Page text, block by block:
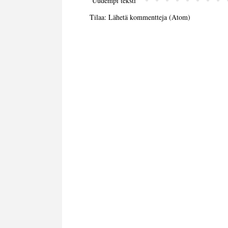
Tilaa: Lähetä kommentteja (Atom)